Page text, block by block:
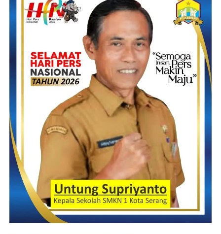
itupun juga menjadi prioritas tukasnya
H. Mashudi dalam bincang bincang dengan Awak Media Klik
Viral mengatakan “Bahwa setiap kelurahan mengadakan
musrembang secara rutin di awal tahun dalam rangka